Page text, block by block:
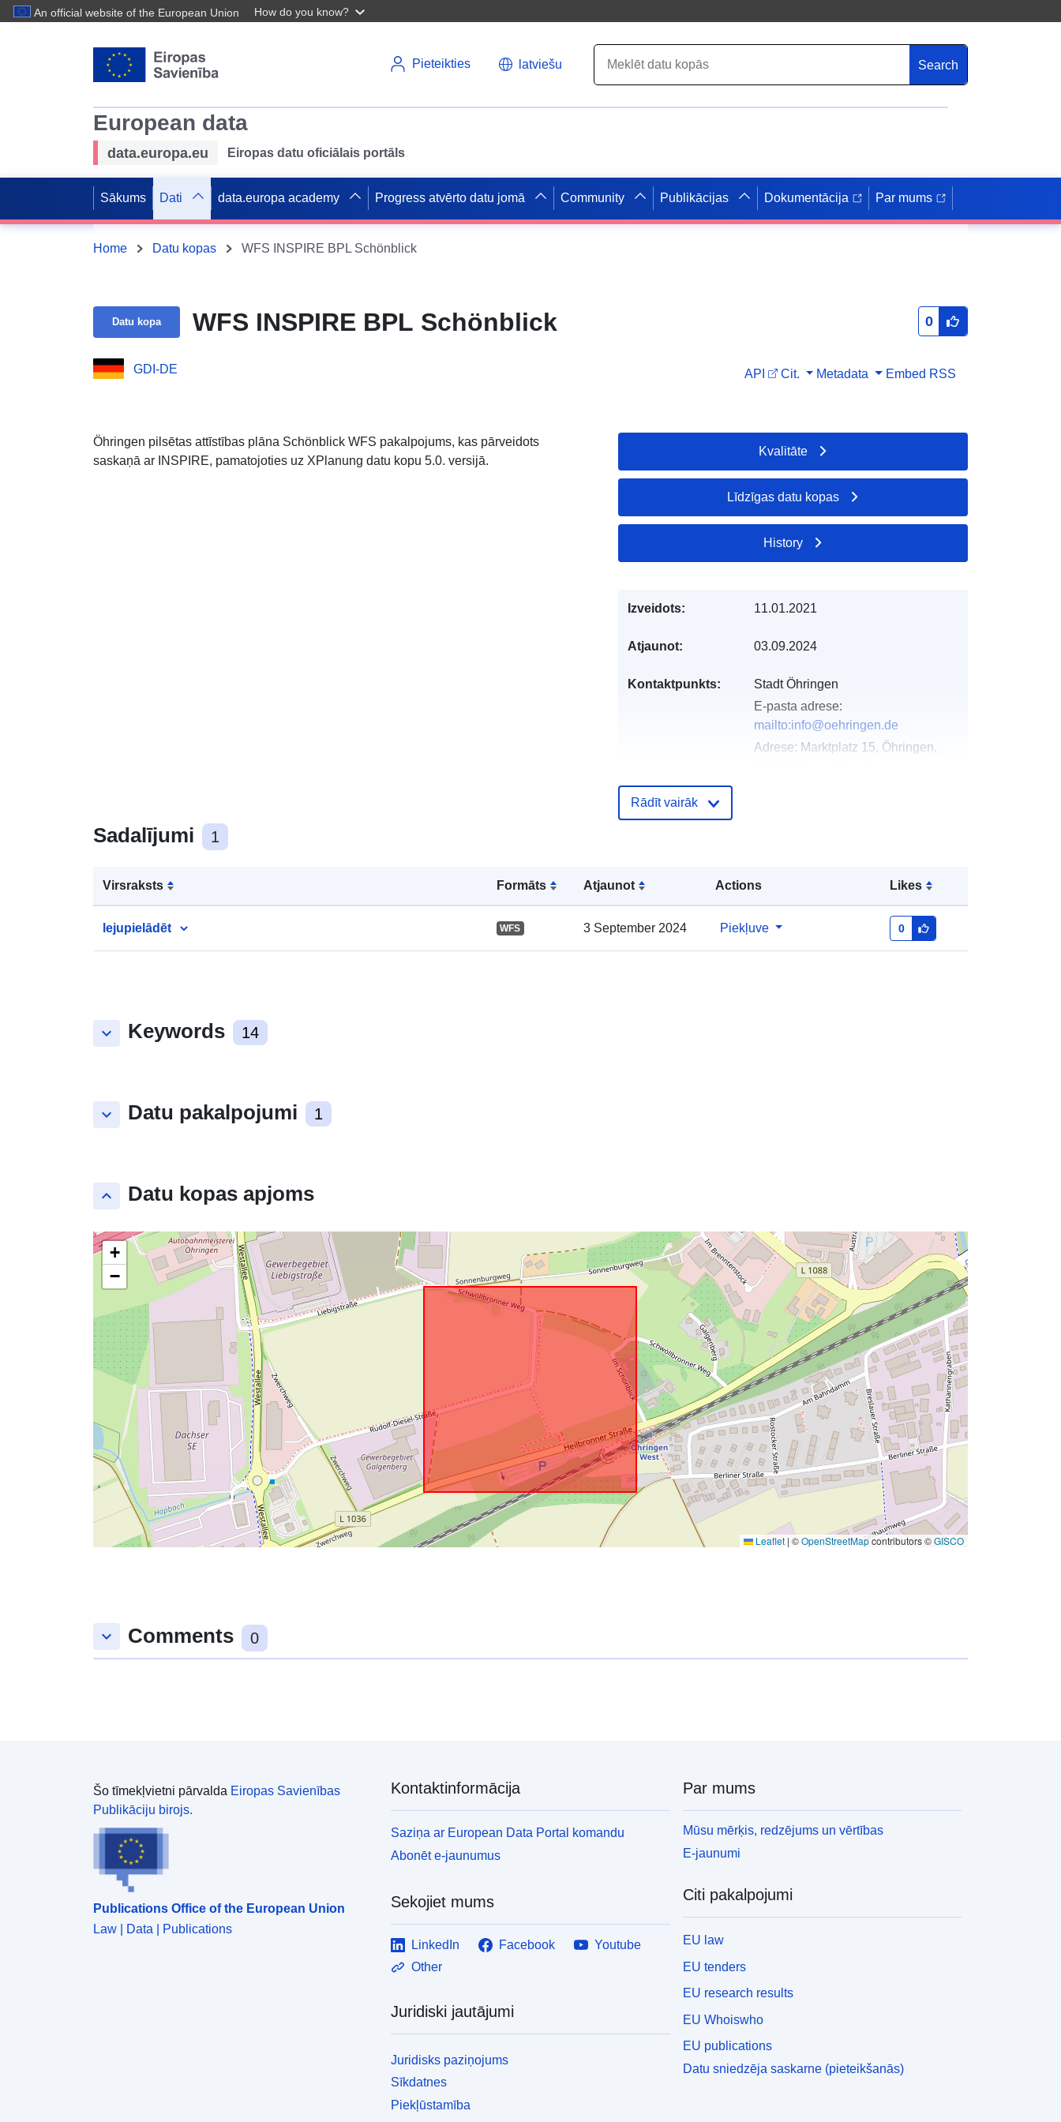
An official website of the European Union How do you know?
Pieteikties latviešu Search
European data
data.europa.eu Eiropas datu oficiālais portāls
Sākums Dati data.europa academy Progress atvērto datu jomā Community Publikācijas Dokumentācija Par mums
Home Datu kopas WFS INSPIRE BPL Schönblick
Datu kopa WFS INSPIRE BPL Schönblick 0
GDI-DE API Cit. Metadata Embed RSS
Öhringen pilsētas attīstības plāna Schönblick WFS pakalpojums, kas pārveidots
saskaņā ar INSPIRE, pamatojoties uz XPlanung datu kopu 5.0. versijā.
Sadalījumi 1
Virsraksts Formāts Atjaunot Actions Likes
lejupielādēt WFS 3 September 2024 Piekļuve 0
keyboard_arrow_down Keywords 14
keyboard_arrow_down Datu pakalpojumi 1
keyboard_arrow_up Datu kopas apjoms
+
−
Leaflet | ©OpenStreetMapcontributors ©GISCO
Kvalitāte
Līdzīgas datu kopas
History
Izveidots: 11.01.2021
Atjaunot: 03.09.2024
Kontaktpunkts:
Stadt Öhringen
E-pasta adrese:
mailto:info@oehringen.de
Adrese: Marktplatz 15, Öhringen,
16 May 2026
Ģeogrāfiskā
atrašanās vieta:
Koordinātes:
49.2028535 ], [ 9.4853471,
Rādīt vairāk
keyboard_arrow_down Comments 0
Šo tīmekļvietni pārvalda Eiropas Savienības
Publikāciju birojs.
Publications Office of the European Union
Law | Data | Publications
Kontaktinformācija
Saziņa ar European Data Portal komandu
Abonēt e-jaunumus
Sekojiet mums
LinkedIn Facebook
Youtube
Other
Juridiski jautājumi
Juridisks paziņojums
Sīkdatnes
Piekļūstamība
Par mums
Mūsu mērķis, redzējums un vērtības
E-jaunumi
Citi pakalpojumi
EU law
EU tenders
EU research results
EU Whoiswho
EU publications
Datu sniedzēja saskarne (pieteikšanās)